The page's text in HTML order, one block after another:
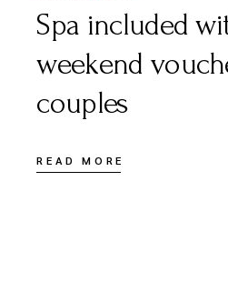
Spa included
weekend
couples
READ MORE